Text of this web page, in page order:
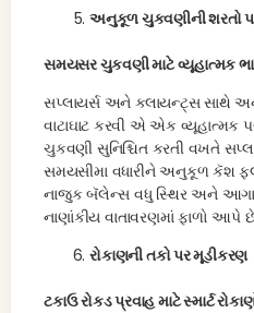
અનુકૂળ ચુકવણીની શરતો પર
સમયસર ચુકવણી માટે વ્યૂહાત્મક
સપ્લાયર્સ અને ક્લાયન્ટ્સ સાથે
વાટાઘાટ કરવી એ એક વ્યૂહાત્મક
ચુકવણી સુનિશ્ચિત કરતી વખતે
સમયસીમા વધારીને અનુકૂળ કૅશ
નાજુક બૅલેન્સ વધુ સ્થિર અને
નાણાંકીય વાતાવરણમાં ફાળો આપે
રોકાણની તકો પર મૂડીકરણ
ટકાઉ રોકડ પ્રવાહ માટે સ્માર્ટ